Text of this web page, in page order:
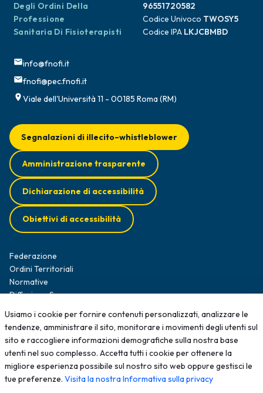
Degli Ordini Della
Professione
Sanitaria Di Fisioterapisti
96551720582
Codice Univoco TWOSY5
Codice IPA LKJCBMBD
info@fnofi.it
fnofi@pec.fnofi.it
Viale dell'Università 11 - 00185 Roma (RM)
Federazione
Ordini Territoriali
Normative
Diffusione Survey
Formazione
News
Contatti
Segnalazioni di illecito–whistleblower
Amministrazione trasparente
Dichiarazione di accessibilità
Obiettivi di accessibilità
2025 - Tutti i diritti sono riservati; qualsiasi riproduzione, anche
Usiamo i cookie per fornire contenuti personalizzati, analizzare le
tendenze, amministrare il sito, monitorare i movimenti degli utenti sul
sito e raccogliere informazioni demografiche sulla nostra base
utenti nel suo complesso. Accetta tutti i cookie per ottenere la
migliore esperienza possibile sul nostro sito web oppure gestisci le
tue preferenze. Visita la nostra Informativa sulla privacy